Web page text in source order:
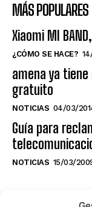
MÁS POPULARES
Xiaomi MI
¿CÓMO SE HACE?
amena ya
gratuito
NOTICIAS 04/03/
Guía para
NOTICIAS 15/03/
NO TE PIERDAS